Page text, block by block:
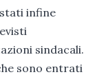
stati infine
sindacali.
sono entrati